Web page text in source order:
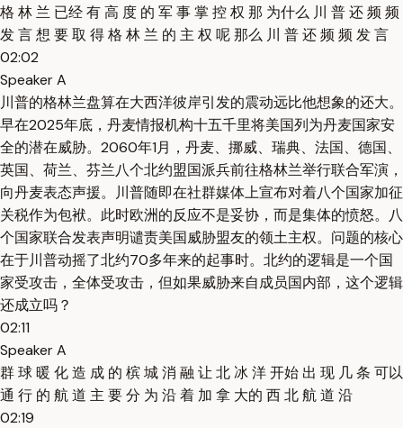
格 林 兰 已经 有 高 度 的 军 事 掌 控 权 那 为什么 川 普 还 频 频
发 言 想 要 取 得 格 林 兰 的 主 权 呢 那么 川 普 还 频 频 发 言
02:02
Speaker A
川普的格林兰盘算在大西洋彼岸引发的震动远比他想象的还大。
早在2025年底，丹麦情报机构十五千里将美国列为丹麦国家安
全的潜在威胁。2060年1月，丹麦、挪威、瑞典、法国、德国、
英国、荷兰、芬兰八个北约盟国派兵前往格林兰举行联合军演，
向丹麦表态声援。川普随即在社群媒体上宣布对着八个国家加征
关税作为包袱。此时欧洲的反应不是妥协，而是集体的愤怒。八
个国家联合发表声明谴责美国威胁盟友的领土主权。问题的核心
在于川普动摇了北约70多年来的起事时。北约的逻辑是一个国
家受攻击，全体受攻击，但如果威胁来自成员国内部，这个逻辑
还成立吗？
02:11
Speaker A
群 球 暖 化 造 成 的 槟 城 消 融 让 北 冰 洋 开始 出 现 几 条 可以
通 行 的 航 道 主 要 分 为 沿 着 加 拿 大的 西 北 航 道 沿
02:19